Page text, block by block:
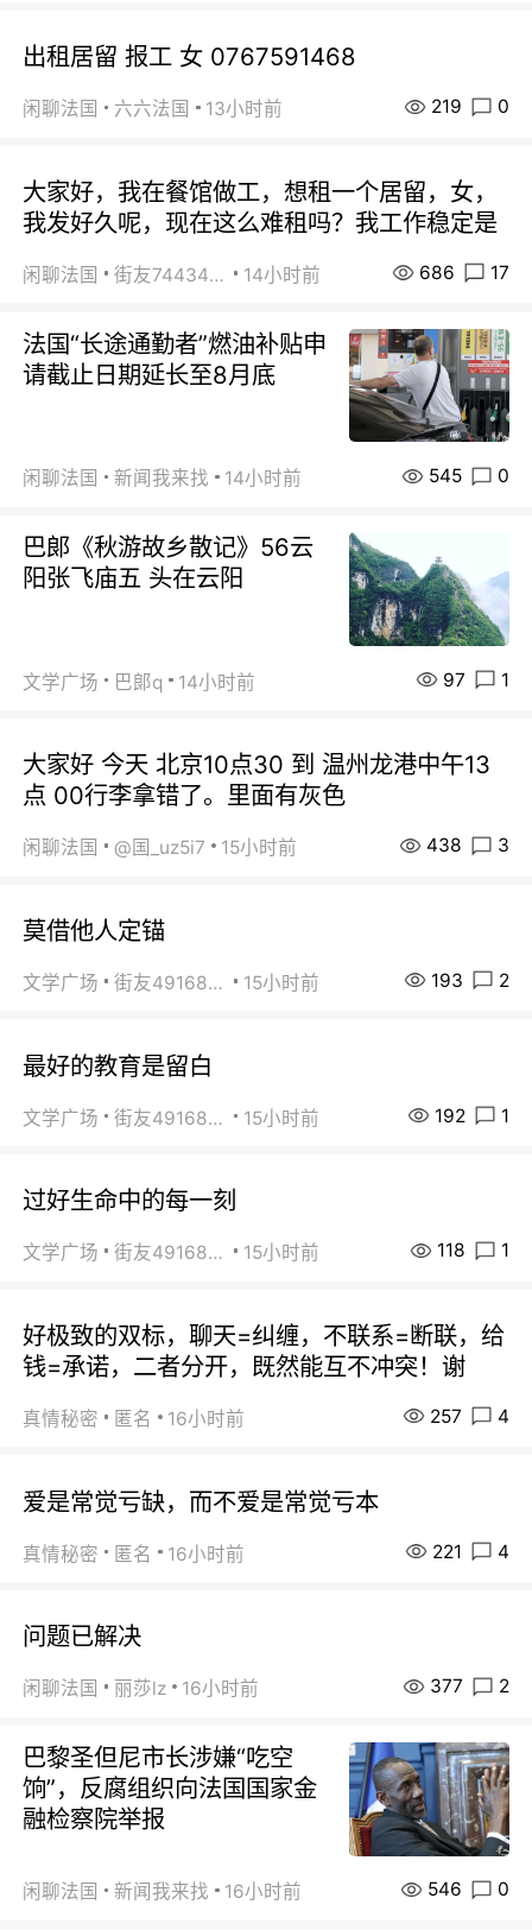
出租居留 报工 女 0767591468
闲聊法国 六六法国 13小时前 219 0
大家好，我在餐馆做工，想租一个居留，女，
我发好久呢，现在这么难租吗？我工作稳定是
闲聊法国 街友74434350 14小时前 686 17
法国“长途通勤者”燃油补贴申
请截止日期延长至8月底
闲聊法国 新闻我来找 14小时前 545 0
巴郞《秋游故乡散记》56云
阳张飞庙五 头在云阳
文学广场 巴郞q 14小时前 97 1
大家好 今天 北京10点30 到 温州龙港中午13
点 00行李拿错了。里面有灰色
闲聊法国 @国_uz5i7 15小时前 438 3
莫借他人定锚
文学广场 街友49168527 15小时前 193 2
最好的教育是留白
文学广场 街友49168527 15小时前 192 1
过好生命中的每一刻
文学广场 街友49168527 15小时前 118 1
好极致的双标，聊天=纠缠，不联系=断联，给
钱=承诺，二者分开，既然能互不冲突！谢
真情秘密 匿名 16小时前 257 4
爱是常觉亏缺，而不爱是常觉亏本
真情秘密 匿名 16小时前 221 4
问题已解决
闲聊法国 丽莎lz 16小时前 377 2
巴黎圣但尼市长涉嫌“吃空
饷”，反腐组织向法国国家金
融检察院举报
闲聊法国 新闻我来找 16小时前 546 0